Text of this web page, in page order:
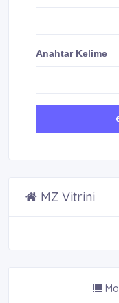
Anahtar Kelime
MZ Vitrini